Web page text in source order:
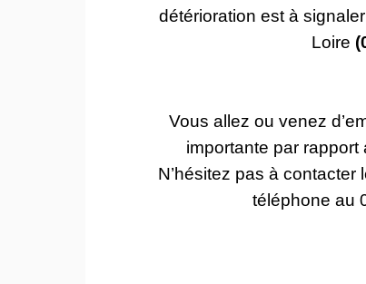
détérioration est à
Loire
Vous allez ou venez
importante par
N’hésitez pas à
téléphone au